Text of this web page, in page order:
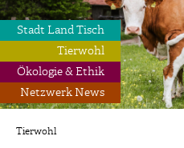
Stadt Land Tisch
Tierwohl
Ökologie & Ethik
Netzwerk News
Tierwohl